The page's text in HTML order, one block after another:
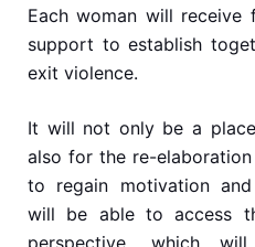
Each woman will receive
support to establish
exit violence.
It will not only be a
also for the re-
to regain motivation and
will be able to access